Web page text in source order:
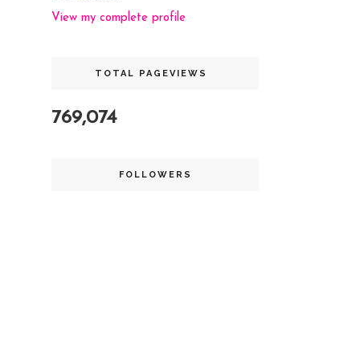
View my complete profile
TOTAL PAGEVIEWS
769,074
FOLLOWERS